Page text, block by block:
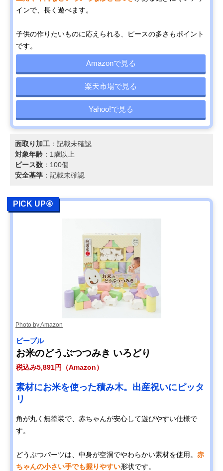
インで、長く遊べます。
子供の作りたいものに応えられる、ピースの多さもポイント
です。
Amazonで見る
楽天市場で見る
Yahoo!で見る
面取り加工 ：記載未確認
対象年齢 ：1歳以上
ピース数 ：100個
安全基準 ：記載未確認
PICK UP④
Photo by Amazon
ピープル
お米のどうぶつつみき いろどり
税込み5,891円（Amazon）
素材にお米を使った積み木。出産祝いにピッタ
リ
角が丸く無塗装で、赤ちゃんが安心して遊びやすい仕様で
す。
どうぶつパーツは、中身が空洞でやわらかい素材を使用。 赤
ちゃんの小さい手でも握りやすい形状です。